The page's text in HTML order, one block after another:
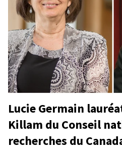
Lucie Germain
Killam du Conseil
recherches du